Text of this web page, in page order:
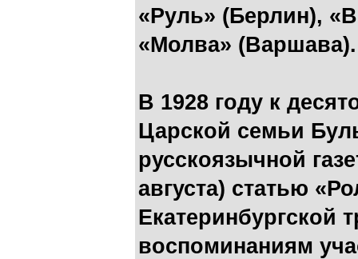
«Руль» (Берлин),
«Молва» (Варшава).
В 1928 году к
Царской семьи
русскоязычной
августа) статью
Екатеринбургской
воспоминаниям